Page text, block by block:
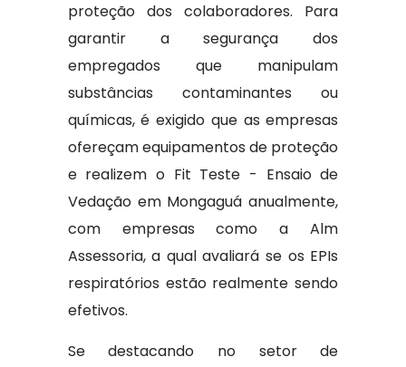
proteção dos colaboradores. Para
garantir a segurança dos
empregados que manipulam
substâncias contaminantes ou
químicas, é exigido que as empresas
ofereçam equipamentos de proteção
e realizem o Fit Teste - Ensaio de
Vedação em Mongaguá anualmente,
com empresas como a Alm
Assessoria, a qual avaliará se os EPIs
respiratórios estão realmente sendo
efetivos.
Se destacando no setor de